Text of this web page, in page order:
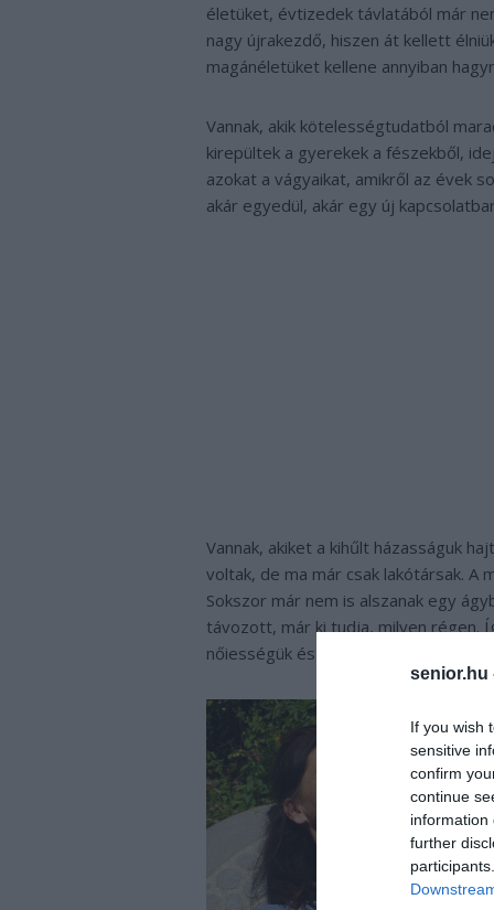
senior.hu
If you wish
sensitive
confirm
continue
information
further
életüket, évtizedek távlatából már
nagy újrakezdő, hiszen át kellett
magánéletüket kellene annyiban
Vannak, akik kötelességtudatból
kirepültek a gyerekek a fészekből,
azokat a vágyaikat, amikről az évek
akár egyedül, akár egy új
Vannak, akiket a kihűlt házasságuk
voltak, de ma már csak lakótársak. A
Sokszor már nem is alszanak egy
távozott, már ki tudja, milyen régen.
nőiességük és férfiasságuk sikerét.